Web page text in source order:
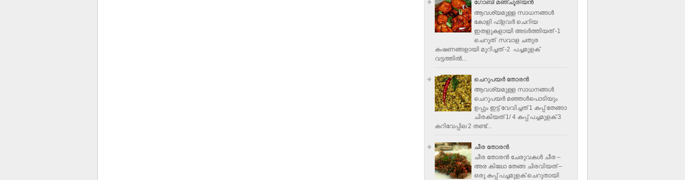
ഗോബി മഞ്ചൂരിയന്‍
ആവശ്യമുള്ള സാധനങ്ങൾ
കോളി ഫ്ളവര്‍ ചെറിയ
ഇതളുകളായി അടര്‍ത്തിയത് -1
ചെറുത് സവാള ചതുര
കഷണങ്ങളായി മുറിച്ചത് -2 പച്ചമുളക്
വട്ടത്തില്‍...
ചെറുപയർ തോരൻ
ആവശ്യമുള്ള സാധനങ്ങൾ
ചെറുപയർ മഞ്ഞൾപൊടിയും
ഉപ്പും ഇട്ട് വേവിച്ചത് 1 കപ്പ് തേങ്ങാ
ചിരകിയത് 1/ 4 കപ്പ് പച്ചമുളക് 3
കറിവേപ്പില 2 തണ്ട്...
ചീര തോരന്‍
ചീര തോരന്‍ ചേരുവകള്‍ ചീര –
അര കിലോ തേങ്ങ ചിരവിയത് –
ഒരു കപ്പ് പച്ചമുളക് ചെറുതായി